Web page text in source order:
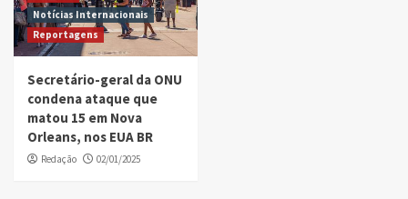
Notícias Internacionais
Reportagens
Secretário-geral da ONU
condena ataque que
matou 15 em Nova
Orleans, nos EUA BR
Redação 02/01/2025